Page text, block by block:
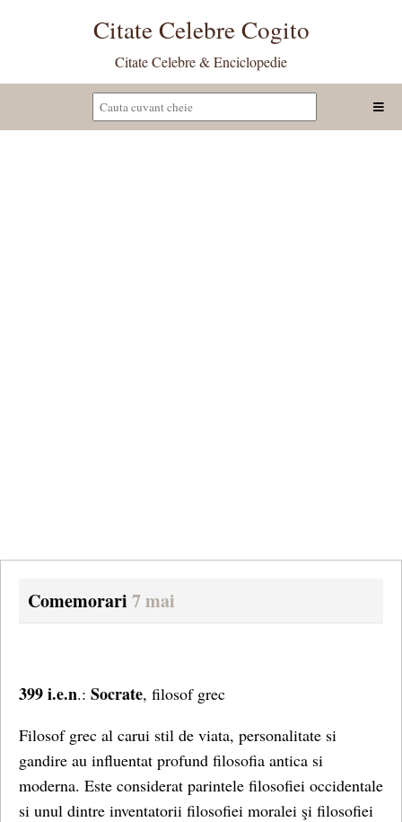
Citate Celebre Cogito
Citate Celebre & Enciclopedie
Comemorari 7 mai
399 i.e.n.: Socrate, filosof grec
Filosof grec al carui stil de viata, personalitate si
gandire au influentat profund filosofia antica si
moderna. Este considerat parintele filosofiei occidentale
si unul dintre inventatorii filosofiei moralei şi filosofiei